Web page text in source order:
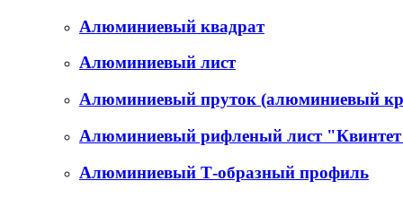
Алюминиевый квадрат
Алюминиевый лист
Алюминиевый пруток (алюминиевый
Алюминиевый рифленый лист
Алюминиевый Т-образный профиль